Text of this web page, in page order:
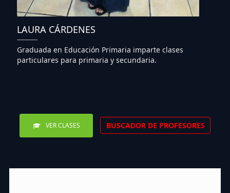
LAURA CÁRDENES
Graduada en Educación Primaria imparte clases
particulares para primaria y secundaria.
VER CLASES BUSCADOR DE PROFESORES